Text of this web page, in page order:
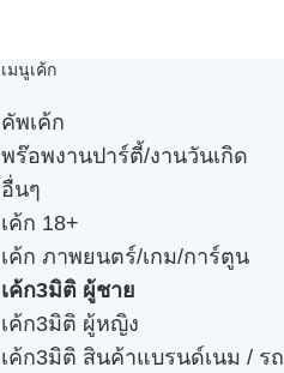
เมนูเค้ก
คัพเค้ก
พร๊อพงานปาร์ตี้/งานวันเกิด
อื่นๆ
เค้ก 18+
เค้ก ภาพยนตร์/เกม/การ์ตูน
เค้ก3มิติ ผู้ชาย
เค้ก3มิติ ผู้หญิง
เค้ก3มิติ สินค้าแบรนด์เนม / รถ